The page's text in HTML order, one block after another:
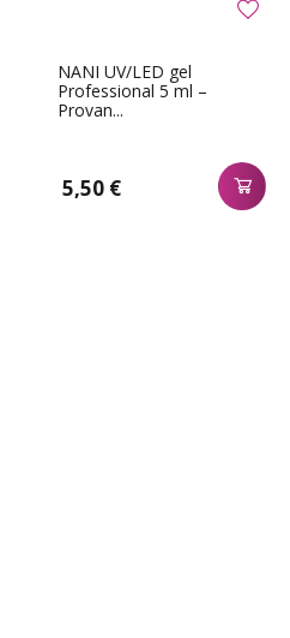
NANI UV/LED gel
Professional 5 ml –
Provan...
5,50 €